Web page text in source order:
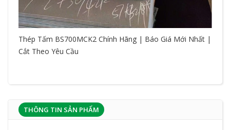
Thép Tấm BS700MCK2 Chính Hãng | Báo Giá Mới Nhất |
Cắt Theo Yêu Cầu
THÔNG TIN SẢN PHẨM